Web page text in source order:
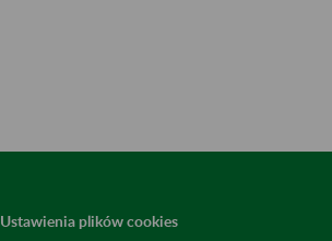
Ustawienia plików cookies